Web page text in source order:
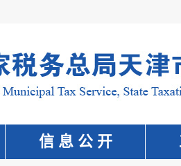
信 息 公 开